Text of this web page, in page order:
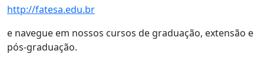
http://fatesa.edu.br
e navegue em nossos cursos de graduação, extensão e
pós-graduação.